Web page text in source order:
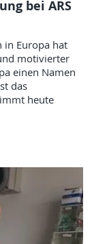
bei ARS
in Europa hat
motivierter
einen Namen
das
heute